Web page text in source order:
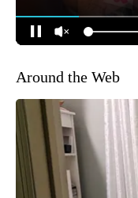
Around the Web